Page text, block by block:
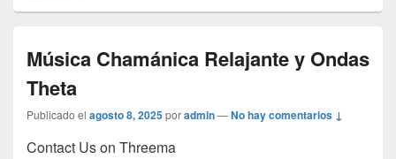
Música Chamánica Relajante y Ondas
Theta
Publicado el agosto 8, 2025poradmin—No hay comentarios ↓
Contact Us on Threema